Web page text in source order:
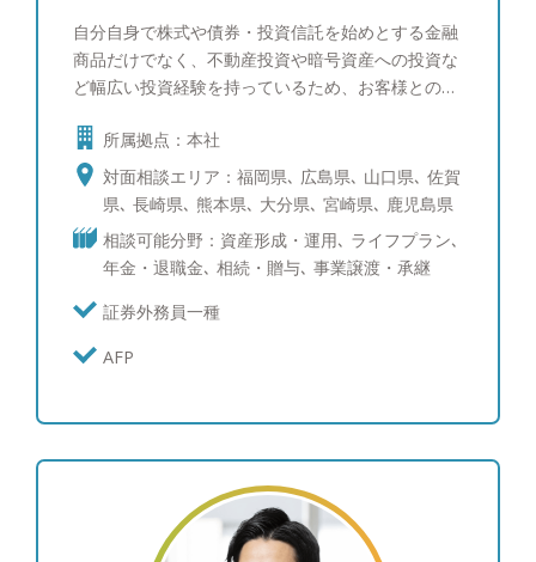
自分自身で株式や債券・投資信託を始めとする金融
商品だけでなく、不動産投資や暗号資産への投資な
ど幅広い投資経験を持っているため、お客様とのヒ
案を行っている。 またセミナーやご相談は常にお
客様目線での対応に多くの方から好評を頂いてい
る。 モットーは販売側の都合に左右されないお客
様の資産拡大にコミットメントする運用提案。 趣
味はF1観戦を筆頭にモータースポーツ全般と各地へ
の旅行、グルメ。
所属拠点：本社
対面相談エリア：福岡県､ 広島県､ 山口県､ 佐賀
県､ 長崎県､ 熊本県､ 大分県､ 宮崎県､ 鹿児島県
相談可能分野：資産形成・運用､ ライフプラン､
年金・退職金､ 相続・贈与､ 事業譲渡・承継
証券外務員一種
AFP